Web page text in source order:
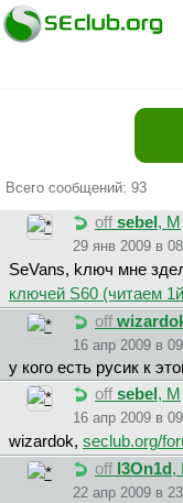
Всего сообщений: 93
off sebel , М
29 янв 2009 в
SeVans, kлюч мне
ключей S60 (читаем
off
16 апр 2009 в
у кого есть русик к
off sebel , М
16 апр 2009 в
wizardok, seclub.org/
off l3On1d ,
22 апр 2009 в